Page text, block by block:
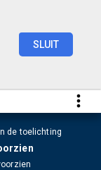
SLUIT
de toelichting